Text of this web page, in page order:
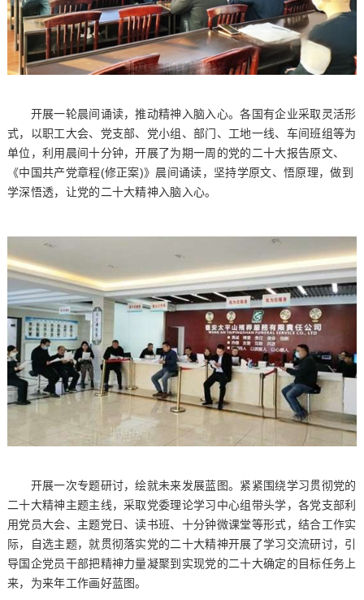
开展一轮晨间诵读，推动精神入脑入心。各国有企业采取灵活形
式，以职工大会、党支部、党小组、部门、工地一线、车间班组等为
单位，利用晨间十分钟，开展了为期一周的党的二十大报告原文、
《中国共产党章程(修正案)》晨间诵读，坚持学原文、悟原理，做到
学深悟透，让党的二十大精神入脑入心。
开展一次专题研讨，绘就未来发展蓝图。紧紧围绕学习贯彻党的
二十大精神主题主线，采取党委理论学习中心组带头学，各党支部利
用党员大会、主题党日、读书班、十分钟微课堂等形式，结合工作实
际，自选主题，就贯彻落实党的二十大精神开展了学习交流研讨，引
导国企党员干部把精神力量凝聚到实现党的二十大确定的目标任务上
来，为来年工作画好蓝图。